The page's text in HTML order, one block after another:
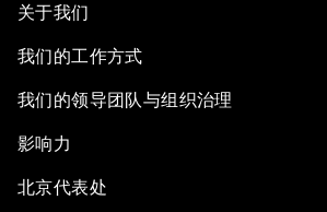
关于我们
我们的工作方式
我们的领导团队与组织治理
影响力
北京代表处